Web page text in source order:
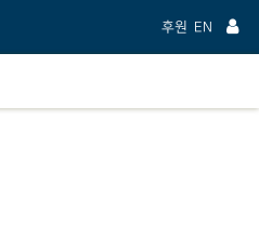
후원 EN